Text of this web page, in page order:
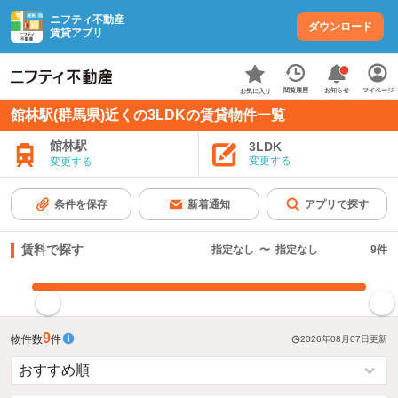
ニフティ不動産
賃貸アプリ
ダウンロード
お気に入り 閲覧履歴 お知らせ マイページ
館林駅(群馬県)近くの3LDKの賃貸物件一覧
館林駅
変更する
3LDK
変更する
条件を保存 新着通知 アプリで探す
賃料で探す 指定なし 〜 指定なし 9件
物件数9件 2026年08月07日更新